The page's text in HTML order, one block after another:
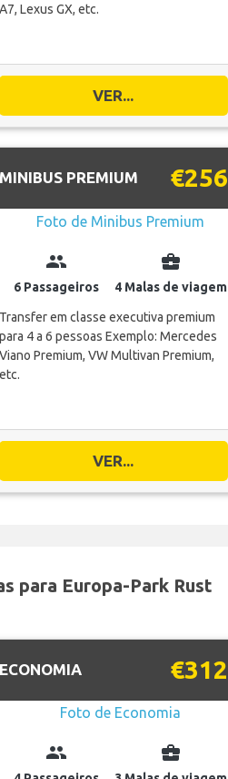
A7, Lexus GX, etc.
VER...
MINIBUS PREMIUM €256
group
6 Passageiros
business_center
4 Malas de viagem
Transfer em classe executiva premium
para 4 a 6 pessoas Exemplo: Mercedes
Viano Premium, VW Multivan Premium,
etc.
VER...
para Europa-Park Rust
ECONOMIA €312
group business_center